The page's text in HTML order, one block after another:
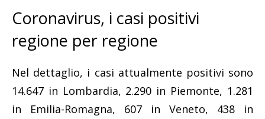
Coronavirus, i casi positivi
regione per regione
Nel dettaglio, i casi attualmente positivi sono
14.647 in Lombardia, 2.290 in Piemonte, 1.281
in Emilia-Romagna, 607 in Veneto, 438 in